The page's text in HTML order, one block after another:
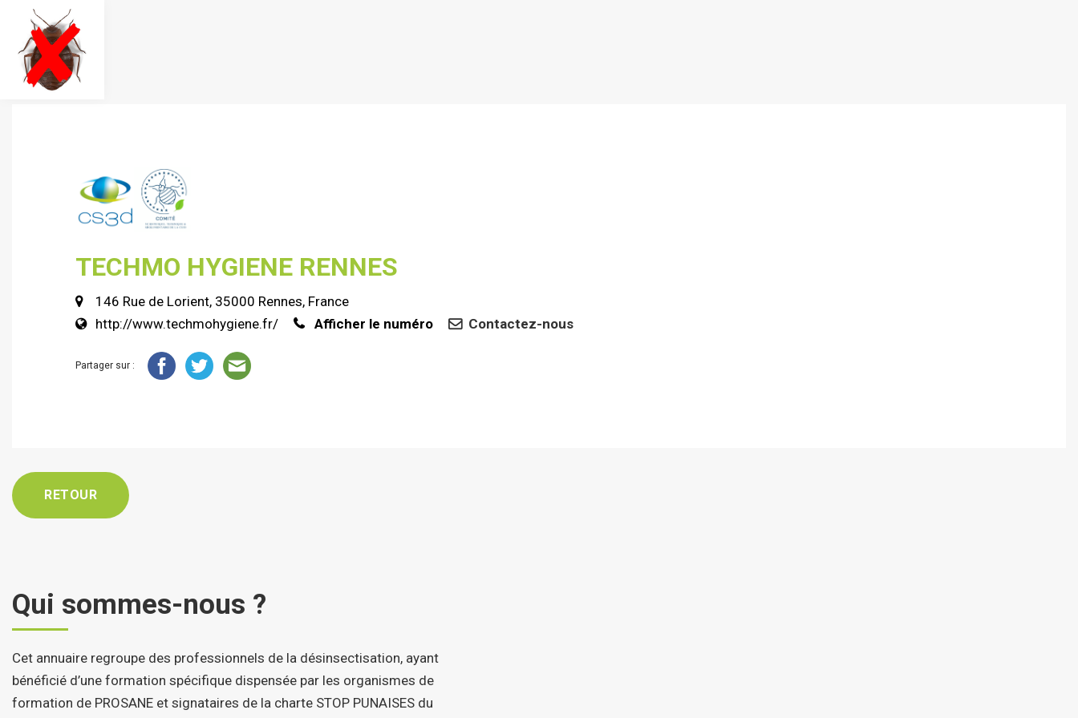
TECHMO HYGIENE RENNES
146 Rue de Lorient, 35000 Rennes, France
http://www.techmohygiene.fr/
Afficher le numéro Contactez-nous
Partager sur :
RETOUR
Qui sommes-nous ?
Cet annuaire regroupe des professionnels de la désinsectisation, ayant
bénéficié d’une formation spécifique dispensée par les organismes de
formation de PROSANE et signataires de la charte STOP PUNAISES du